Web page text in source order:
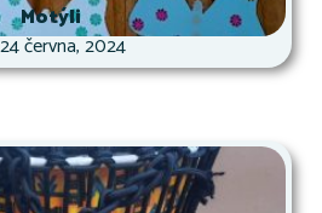
Motýli
24 června, 2024